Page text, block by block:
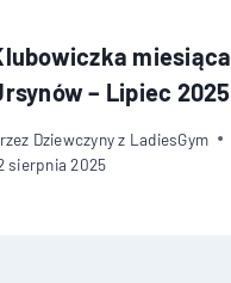
miesiąca
– Lipiec 2025
Dziewczyny z LadiesGym
sierpnia 2025